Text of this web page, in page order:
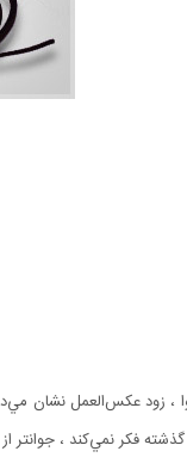
عكس‌العمل نشان
فكر نمي‌كند ،